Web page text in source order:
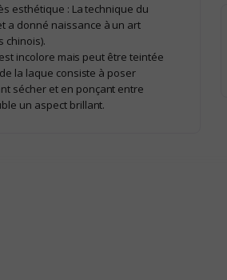
esthétique : La technique du
a donné naissance à un art
chinois).
incolore mais peut être teintée
la laque consiste à poser
sécher et en ponçant entre
un aspect brillant.